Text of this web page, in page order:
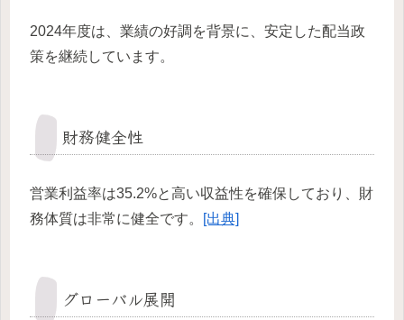
2024年度は、業績の好調を背景に、安定した配当政
策を継続しています。
財務健全性
営業利益率は35.2%と高い収益性を確保しており、財
務体質は非常に健全です。
[出典]
グローバル展開